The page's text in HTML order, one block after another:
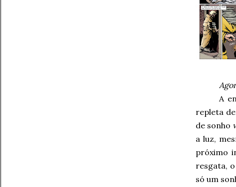
A
repleta
de sonho
a luz,
próximo
resgata,
só um